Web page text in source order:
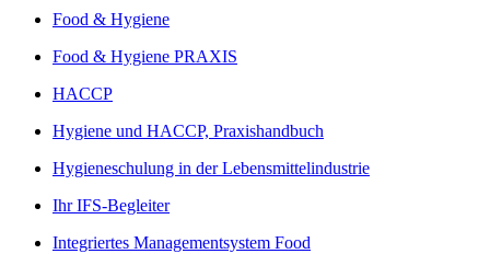
Food & Hygiene
Food & Hygiene PRAXIS
HACCP
Hygiene und HACCP, Praxishandbuch
Hygieneschulung in der Lebensmittelindustrie
Ihr IFS-Begleiter
Integriertes Managementsystem Food